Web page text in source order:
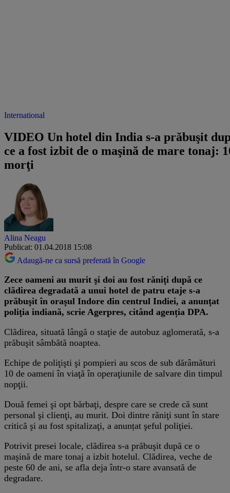
International
VIDEO Un hotel din India s-a prăbuşit
ce a fost izbit de o maşină de mare tonaj:
morţi
Alina Neagu
Publicat: 01.04.2018 15:08
Adaugă-ne ca sursă preferată în Google
Zece oameni au murit şi doi au fost răniţi după ce
clădirea degradată a unui hotel de patru etaje s-a
prăbuşit în oraşul Indore din centrul Indiei, a anunţat
poliţia indiană, scrie Agerpres, citând agenția DPA.
Clădirea, situată lângă o staţie de autobuz aglomerată, s-a
prăbuşit sâmbătă noaptea.
Echipe de poliţişti şi pompieri au scos de sub dărâmături
10 de oameni în viaţă în operaţiunile de salvare din timpul
nopţii.
Două femei şi opt bărbaţi, despre care se crede că sunt
personal şi clienţi, au murit. Doi dintre răniţi sunt în stare
critică şi au fost spitalizaţi, a anunțat şeful poliţiei.
Potrivit presei locale, clădirea s-a prăbuşit după ce o
maşină de mare tonaj a izbit hotelul. Clădirea, veche de
peste 60 de ani, se afla deja într-o stare avansată de
degradare.